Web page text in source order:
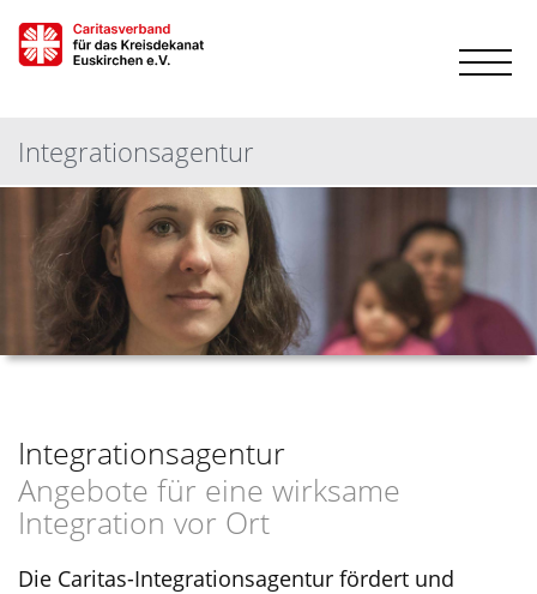
Integrationsagentur
Integrationsagentur
Angebote für eine wirksame
Integration vor Ort
Die Caritas-Integrationsagentur fördert und